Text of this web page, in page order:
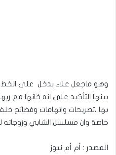
وهو ماجعل علاء يدخل على الخط
بينها التأكيد على انه خانها مع
بها ،تصريحات واتهامات وفضائح
خاصة وان مسلسل الشابي وزوجاته
المصدر : أم أم نيوز